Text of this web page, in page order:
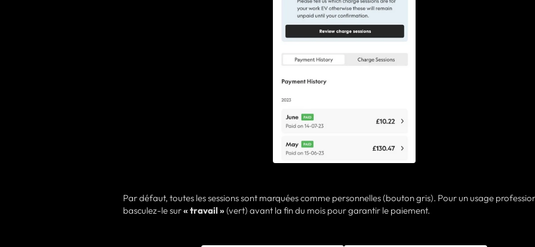
Par défaut, toutes les sessions sont marquées comme personnelles (bouton gris). Pour un usage
basculez-le sur« travail »(vert) avant la fin du mois pour garantir le paiement.